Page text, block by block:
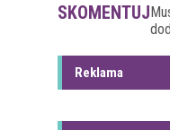
SKOMENTUJ
Reklama